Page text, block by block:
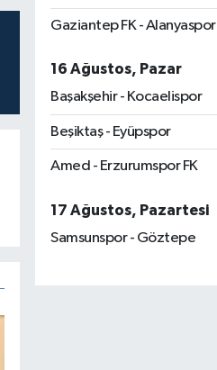
Gaziantep FK - Alanyaspor
16 Ağustos, Pazar
Başakşehir - Kocaelispor
Beşiktaş - Eyüpspor
Amed - Erzurumspor FK
17 Ağustos, Pazartesi
Samsunspor - Göztepe